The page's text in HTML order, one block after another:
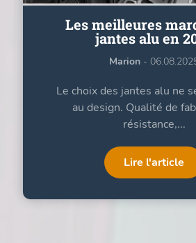
Les meilleures
jantes alu en
Marion -
Le choix des jantes alu ne
au design. Qualité de
résistance,...
Lire l'article